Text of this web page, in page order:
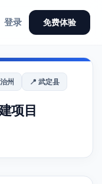
登录 免费体验
州 📍 武定县
项目